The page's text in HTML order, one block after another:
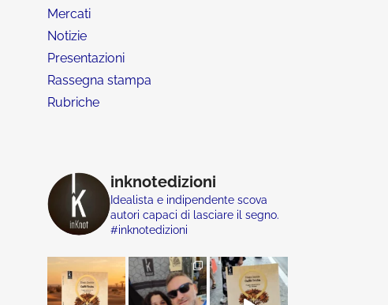
Mercati
Notizie
Presentazioni
Rassegna stampa
Rubriche
inknotedizioni
Idealista e indipendente scova
autori capaci di lasciare il segno.
#inknotedizioni